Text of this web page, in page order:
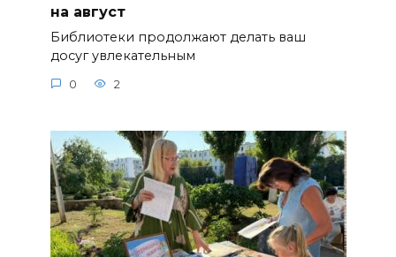
на август
Библиотеки продолжают делать ваш
досуг увлекательным
0 2